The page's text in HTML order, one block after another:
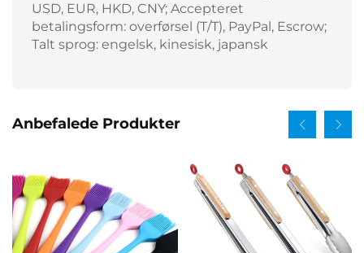
USD, EUR, HKD, CNY; Accepteret
betalingsform: overførsel (T/T), PayPal, Escrow;
Talt sprog: engelsk, kinesisk, japansk
Anbefalede Produkter